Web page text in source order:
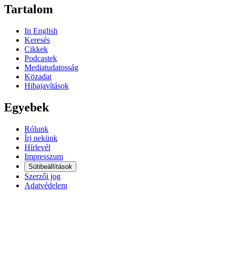
Tartalom
In English
Keresés
Cikkek
Podcastek
Mediatudatosság
Közadat
Hibajavítások
Egyebek
Rólunk
Írj nekünk
Hírlevél
Impresszum
Sütibeállítások
Szerzői jog
Adatvédelem